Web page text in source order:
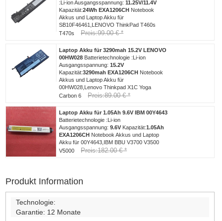
:Li-ion Ausgangsspannung:11.25V/11.4V
Kapazität:24Wh EXA1206CH Notebook
Akkus und Laptop Akku für
SB10F46461,LENOVO ThinkPad T460s
T470s
Preis:99.00 € *
Laptop Akku für 3290mah 15.2V LENOVO
00HW028 Batterietechnologie :Li-ion
Ausgangsspannung:15.2V
Kapazität:3290mah EXA1206CH Notebook
Akkus und Laptop Akku für
00HW028,Lenovo Thinkpad X1C Yoga
Carbon 6
Preis:89.00 € *
Laptop Akku für 1.05Ah 9.6V IBM 00Y4643
Batterietechnologie :Li-ion
Ausgangsspannung:9.6V Kapazität:1.05Ah
EXA1206CH Notebook Akkus und Laptop
Akku für 00Y4643,IBM BBU V3700 V3500
V5000
Preis:182.00 € *
Produkt Information
Technologie:
Garantie: 12 Monate